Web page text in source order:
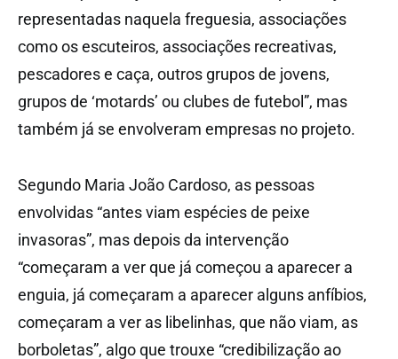
representadas naquela freguesia, associações
como os escuteiros, associações recreativas,
pescadores e caça, outros grupos de jovens,
grupos de ‘motards’ ou clubes de futebol”, mas
também já se envolveram empresas no projeto.
Segundo Maria João Cardoso, as pessoas
envolvidas “antes viam espécies de peixe
invasoras”, mas depois da intervenção
“começaram a ver que já começou a aparecer a
enguia, já começaram a aparecer alguns anfíbios,
começaram a ver as libelinhas, que não viam, as
borboletas”, algo que trouxe “credibilização ao